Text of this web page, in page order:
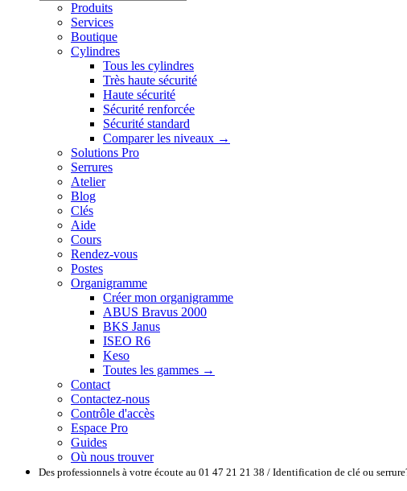
Produits
Services
Boutique
Cylindres
Tous les cylindres
Très haute sécurité
Haute sécurité
Sécurité renforcée
Sécurité standard
Comparer les niveaux →
Solutions Pro
Serrures
Atelier
Blog
Clés
Aide
Cours
Rendez-vous
Postes
Organigramme
Créer mon organigramme
ABUS Bravus 2000
BKS Janus
ISEO R6
Keso
Toutes les gammes →
Contact
Contactez-nous
Contrôle d'accès
Espace Pro
Guides
Où nous trouver
Des professionnels à votre écoute au 01 47 21 21 38 / Identification de clé ou